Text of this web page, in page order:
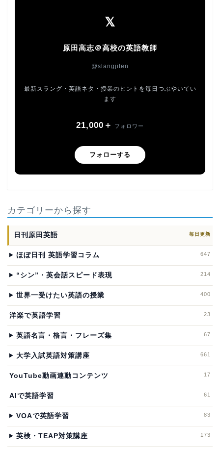
𝕏
原田高志＠高校の英語教師
@slangjiten
最新スラング・英語ネタ・授業のヒントを毎日つぶやいてい
ます
21,000＋ フォロワー
フォローする
カテゴリーから探す
日刊原田英語 毎日更新
ほぼ日刊 英語学習コラム 647
“シン”・英会話スピード表現 214
世界一受けたい英語の授業 400
洋楽で英語学習 23
英語名言・格言・フレーズ集 67
大学入試英語対策講座 661
YouTube動画連動コンテンツ 17
AIで英語学習 61
VOAで英語学習 83
英検・TEAP対策講座 173